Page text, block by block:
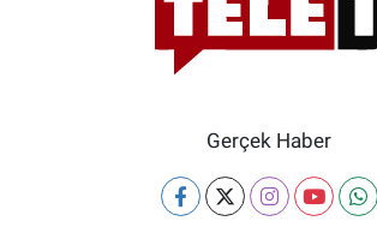
Gerçek Haber